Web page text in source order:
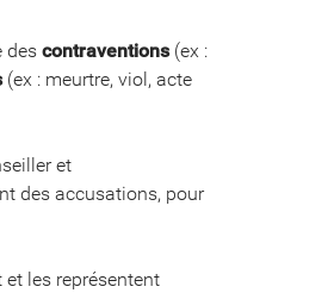
des contraventions(ex :
(ex : meurtre, viol, acte
et
des accusations, pour
les représentent